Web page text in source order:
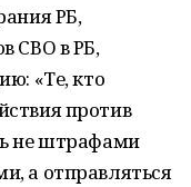
РБ,
СВО в РБ,
«Те, кто
против
не штрафами
а отправляться